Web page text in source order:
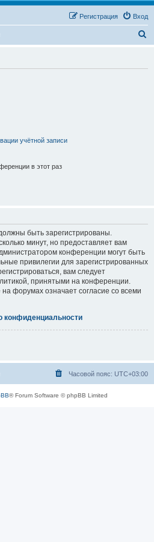
Вход
Регистрация
учётной записи
в этот раз
быть зарегистрированы.
минут, но предоставляет вам
конференции могут быть
привилегии для зарегистрированных
вам следует
принятыми на конференции.
форумах означает согласие со всеми
конфиденциальности
Часовой пояс: UTC+03:00
® Forum Software © phpBB Limited